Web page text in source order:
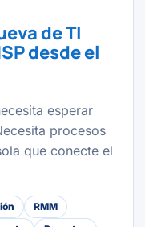
de TI
desde el
esperar
procesos
que conecte el
RMM